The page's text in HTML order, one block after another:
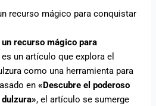
recurso mágico para conquistar
un recurso mágico para
es un artículo que explora el
como una herramienta para
en«Descubre el poderoso
dulzura», el artículo se sumerge